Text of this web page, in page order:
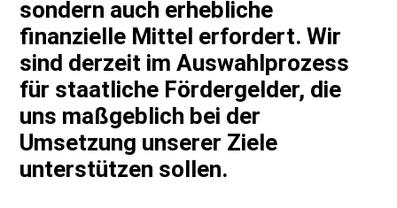
sondern auch erhebliche
finanzielle Mittel erfordert. Wir
sind derzeit im Auswahlprozess
für staatliche Fördergelder, die
uns maßgeblich bei der
Umsetzung unserer Ziele
unterstützen sollen.